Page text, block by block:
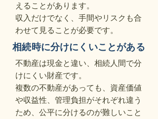
えることがあります。
収入だけでなく、手間やリスクも合
わせて見ることが必要です。
相続時に分けにくいことがある
不動産は現金と違い、相続人間で分
けにくい財産です。
複数の不動産があっても、資産価値
や収益性、管理負担がそれぞれ違う
ため、公平に分けるのが難しいこと